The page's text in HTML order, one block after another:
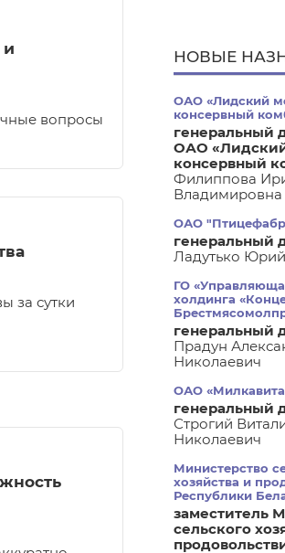
и
вопросы
за сутки
НОВЫЕ
ОАО «Лидский
консервный
генеральный
ОАО
консервный
Филиппова
Владимировна
ОАО
генеральный
Ладутько
ГО
холдинга
генеральный
Прадун
Николаевич
ОАО
генеральный
Строгий
Николаевич
Министерство
хозяйства и
Республики
заместитель
сельского